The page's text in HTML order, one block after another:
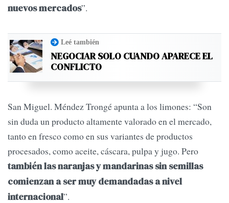
nuevos mercados”.
Leé también
NEGOCIAR SOLO CUANDO APARECE EL
CONFLICTO
San Miguel. Méndez Trongé apunta a los limones: “Son
sin duda un producto altamente valorado en el mercado,
tanto en fresco como en sus variantes de productos
procesados, como aceite, cáscara, pulpa y jugo. Pero
también las naranjas y mandarinas sin semillas
comienzan a ser muy demandadas a nivel
internacional”.